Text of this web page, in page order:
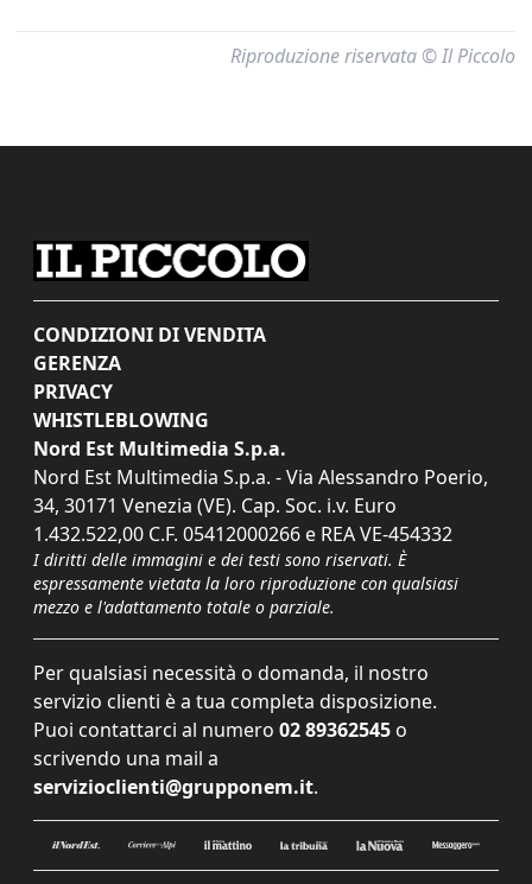
Riproduzione riservata © Il Piccolo
CONDIZIONI DI VENDITA
GERENZA
PRIVACY
WHISTLEBLOWING
Nord Est Multimedia S.p.a.
Nord Est Multimedia S.p.a. - Via Alessandro Poerio,
34, 30171 Venezia (VE). Cap. Soc. i.v. Euro
1.432.522,00 C.F. 05412000266 e REA VE-454332
I diritti delle immagini e dei testi sono riservati. È
espressamente vietata la loro riproduzione con qualsiasi
mezzo e l'adattamento totale o parziale.
Per qualsiasi necessità o domanda, il nostro
servizio clienti è a tua completa disposizione.
Puoi contattarci al numero 02 89362545 o
scrivendo una mail a
servizioclienti@grupponem.it.